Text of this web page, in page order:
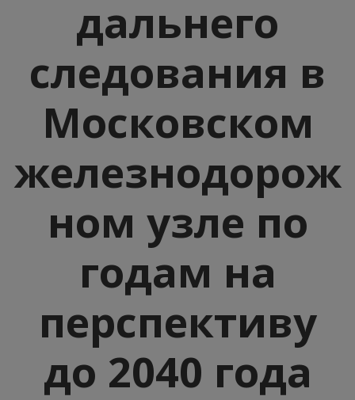
дальнего
следования в
Московском
железнодорож
ном узле по
годам на
перспективу
до 2040 года